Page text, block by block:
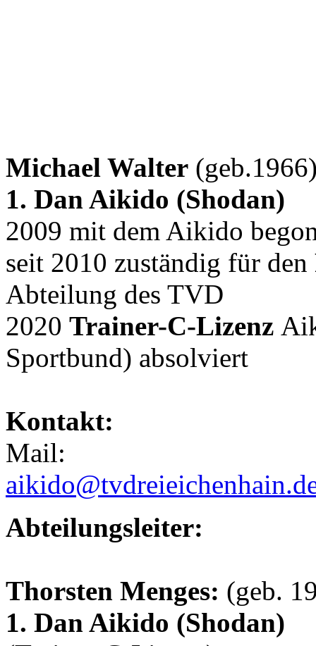
Michael Walter
1. Dan Aikido (Shodan)
2009 mit dem Aikido
seit 2010 zuständig für den
Abteilung des TVD
2020 Trainer-C-Lizenz
Sportbund) absolviert
Kontakt:
Mail:
Abteilungsleiter:
Thorsten Menges: (geb.
1. Dan Aikido (Shodan)